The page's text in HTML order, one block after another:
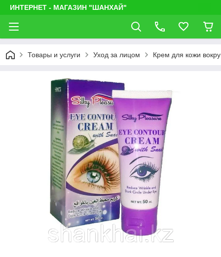
ИНТЕРНЕТ - МАГАЗИН "ШАНХАЙ"
Товары и услуги Уход за лицом Крем для кожи